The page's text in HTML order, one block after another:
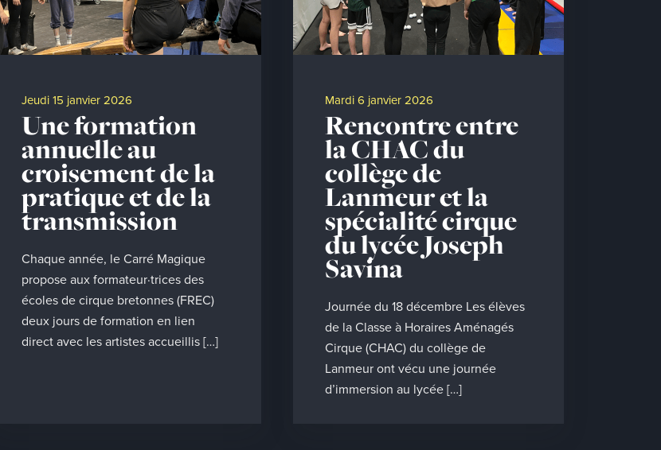
jeudi 15 janvier 2026
Une formation
annuelle au
croisement de la
pratique et de la
transmission
Chaque année, le Carré Magique
propose aux formateur·trices des
écoles de cirque bretonnes (FREC)
deux jours de formation en lien
direct avec les artistes accueillis […]
mardi 6 janvier 2026
Rencontre entre
la CHAC du
collège de
Lanmeur et la
spécialité cirque
du lycée Joseph
Savina
Journée du 18 décembre Les élèves
de la Classe à Horaires Aménagés
Cirque (CHAC) du collège de
Lanmeur ont vécu une journée
d’immersion au lycée […]